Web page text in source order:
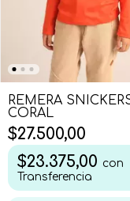
REMERA
CORAL
$27.500,00
$23.375,00 con
Transferencia